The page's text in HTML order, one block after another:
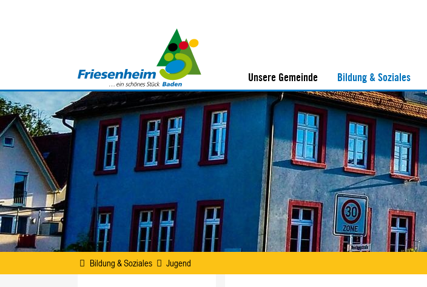
Unsere Gemeinde Bildung & Soziales
Bildung & Soziales Jugend